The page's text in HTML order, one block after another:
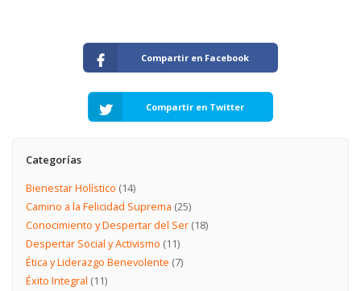
Compartir en Facebook
Compartir en Twitter
Categorías
Bienestar Holístico (14)
Camino a la Felicidad Suprema (25)
Conocimiento y Despertar del Ser(18)
Despertar Social y Activismo (11)
Ética y Liderazgo Benevolente (7)
Éxito Integral (11)